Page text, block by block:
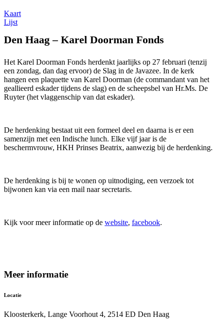
Kaart
Lijst
Den Haag – Karel Doorman Fonds
Het Karel Doorman Fonds herdenkt jaarlijks op 27 februari (tenzij
een zondag, dan dag ervoor) de Slag in de Javazee. In de kerk
hangen een plaquette van Karel Doorman (de commandant van het
geallieerd eskader tijdens de slag) en de scheepsbel van Hr.Ms. De
Ruyter (het vlaggenschip van dat eskader).
De herdenking bestaat uit een formeel deel en daarna is er een
samenzijn met een Indische lunch. Elke vijf jaar is de
beschermvrouw, HKH Prinses Beatrix, aanwezig bij de herdenking.
De herdenking is bij te wonen op uitnodiging, een verzoek tot
bijwonen kan via een mail naar secretaris.
Kijk voor meer informatie op de website, facebook.
Meer informatie
Locatie
Kloosterkerk, Lange Voorhout 4, 2514 ED Den Haag